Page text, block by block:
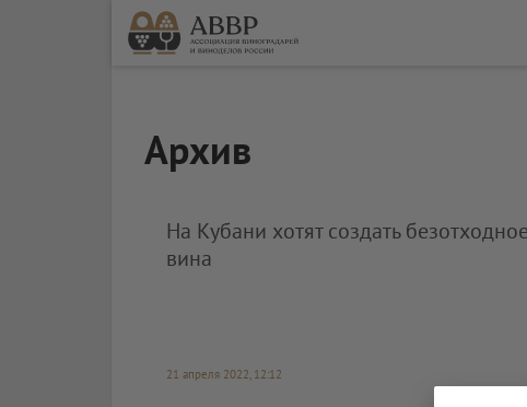
Архив
На Кубани хотят создать
вина
21 апреля 2022, 12:12